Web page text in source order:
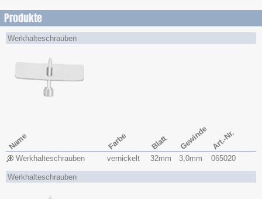
Produkte
Werkhalteschrauben
Name Farbe Blatt Gewinde Art.-Nr.
Werkhalteschrauben vernickelt 32mm 3,0mm 065020
Werkhalteschrauben